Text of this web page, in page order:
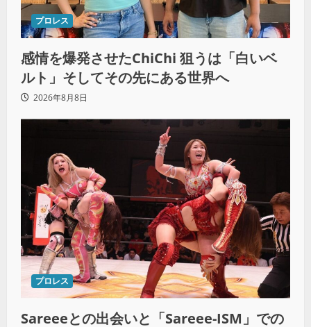
プロレス
感情を爆発させたChiChi 狙うは「白いベ
ルト」そしてその先にある世界へ
2026年8月8日
プロレス
Sareeeとの出会いと「Sareee-ISM」での